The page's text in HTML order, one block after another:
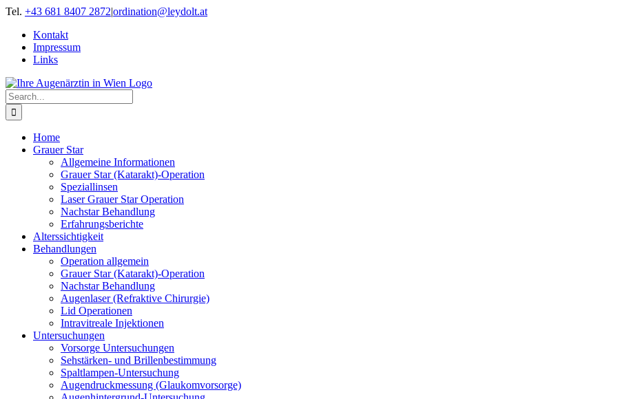
Skip
content
Tel. +43 681 8407 2872|ordination@leydolt.at
Kontakt
Impressum
Links
Search
for:
Home
Grauer Star
Allgemeine Informationen
Grauer Star (Katarakt)-Operation
Speziallinsen
Laser Grauer Star Operation
Nachstar Behandlung
Erfahrungsberichte
Alterssichtigkeit
Behandlungen
Operation allgemein
Grauer Star (Katarakt)-Operation
Nachstar Behandlung
Augenlaser (Refraktive Chirurgie)
Lid Operationen
Intravitreale Injektionen
Untersuchungen
Vorsorge Untersuchungen
Sehstärken- und Brillenbestimmung
Spaltlampen-Untersuchung
Augendruckmessung (Glaukomvorsorge)